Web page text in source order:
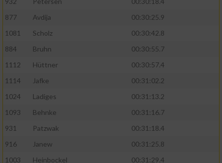
877
Avdija
00:30:25.9
1081
Scholz
00:30:42.8
884
Bruhn
00:30:55.7
1112
Hüttner
00:30:57.4
1114
Jafke
00:31:02.2
1024
Ladiges
00:31:13.2
1093
Behnke
00:31:16.7
931
Patzwak
00:31:18.4
916
Janew
00:31:25.8
1003
Heinbockel
00:31:29.4